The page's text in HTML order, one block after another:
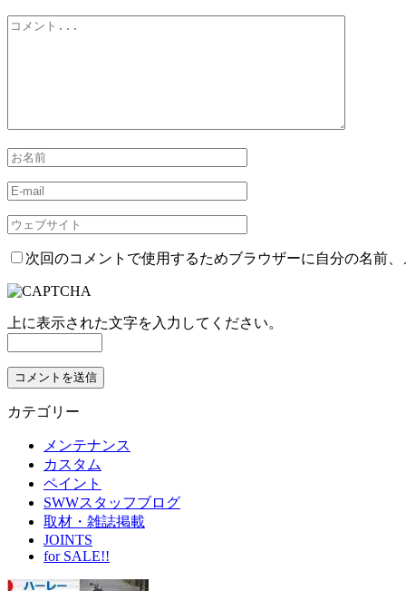
次回のコメントで使用するためブラウザーに自分の名前
上に表示された文字を入力してください。
カテゴリー
メンテナンス
カスタム
ペイント
SWWスタッフブログ
取材・雑誌掲載
JOINTS
for SALE!!